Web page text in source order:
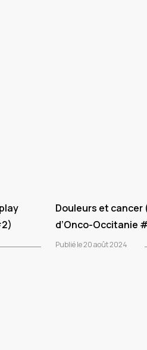
Douleurs et cancer
d’Onco-Occitanie
Publié le 20 août 2024